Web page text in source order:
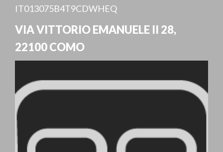
IT013075B4T9CDWHEQ
VIA VITTORIO EMANUELE II 28,
22100COMO